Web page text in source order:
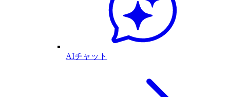
AIチャット